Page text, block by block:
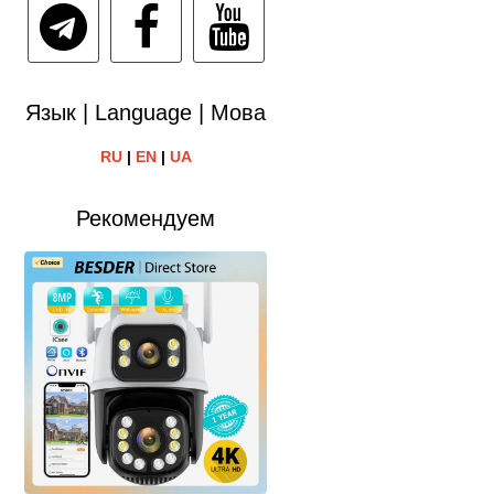
Язык | Language | Мова
RU| EN| UA
Рекомендуем